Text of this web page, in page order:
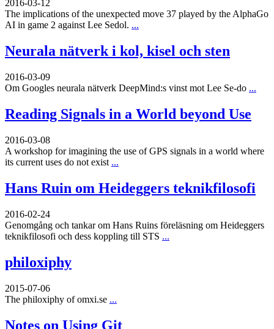
2016-03-12
The implications of the unexpected move 37 played by the AlphaGo
AI in game 2 against Lee Sedol. ...
Neurala nätverk i kol, kisel och sten
2016-03-09
Om Googles neurala nätverk DeepMind:s vinst mot Lee Se-do ...
Reading Signals in a World beyond Use
2016-03-08
A workshop for imagining the use of GPS signals in a world where
its current uses do not exist ...
Hans Ruin om Heideggers teknikfilosofi
2016-02-24
Genomgång och tankar om Hans Ruins föreläsning om Heideggers
teknikfilosofi och dess koppling till STS ...
philoxiphy
2015-07-06
The philoxiphy of omxi.se ...
Notes on Using Git